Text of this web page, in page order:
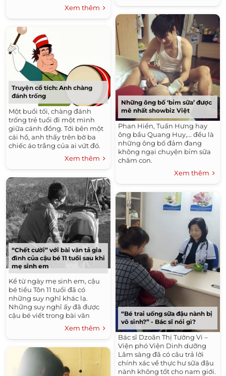
Xem thêm
Truyện cổ tích: Anh chàng
đánh trống
Một buổi tối, chàng đánh
trống trẻ tuổi đi một mình
giữa cánh đồng. Tới bên một
cái hồ, anh thấy trên bờ ba
chiếc áo trắng của ai vứt đó.
Xem thêm
“Chết cười” với bài văn tả gia
đình của cậu bé 11 tuổi sau khi
mẹ sinh em
Kể từ ngày mẹ sinh em, cậu
bé tiểu Tôn 11 tuổi đã có
những suy nghĩ khác lạ.
Những suy nghĩ ấy đã được
cậu bé viết trong bài văn
khiến nhiều người ngỡ
Xem thêm
Những ông bố ‘bỉm sữa’ được
mê nhất showbiz Việt
Phan Hiển, Tuấn Hưng hay
ông bầu Quang Huy,... đều là
những ông bố đảm đang
không ngại chuyện bỉm sữa
chăm con.
Xem thêm
“Bé trai uống sữa đậu nành bị
vô sinh?” - Bác sĩ nói gì?
Bác sĩ Dzoãn Thị Tường Vi –
Viện phó Viện Dinh dưỡng
Lâm sàng đã có câu trả lời
chính xác về thực hư sữa đậu
nành không tốt cho nam giới.